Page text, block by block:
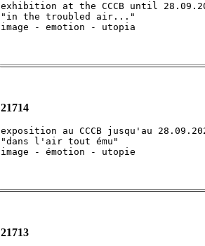
exhibition at the CCCB until
"in the troubled air..."
image - emotion - utopia
21714
exposition au CCCB jusqu'au
"dans l'air tout ému"
image - émotion - utopie
21713